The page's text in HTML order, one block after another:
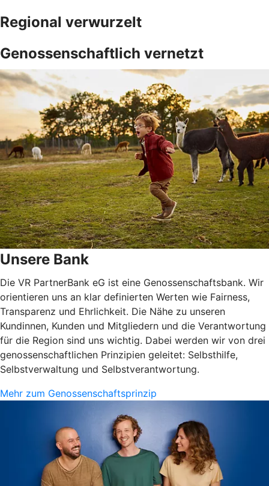
Regional verwurzelt
Genossenschaftlich vernetzt
Unsere Bank
Die VR PartnerBank eG ist eine Genossenschaftsbank. Wir
orientieren uns an klar definierten Werten wie Fairness,
Transparenz und Ehrlichkeit. Die Nähe zu unseren
Kundinnen, Kunden und Mitgliedern und die Verantwortung
für die Region sind uns wichtig. Dabei werden wir von drei
genossenschaftlichen Prinzipien geleitet: Selbsthilfe,
Selbstverwaltung und Selbstverantwortung.
Mehr zum Genossenschaftsprinzip